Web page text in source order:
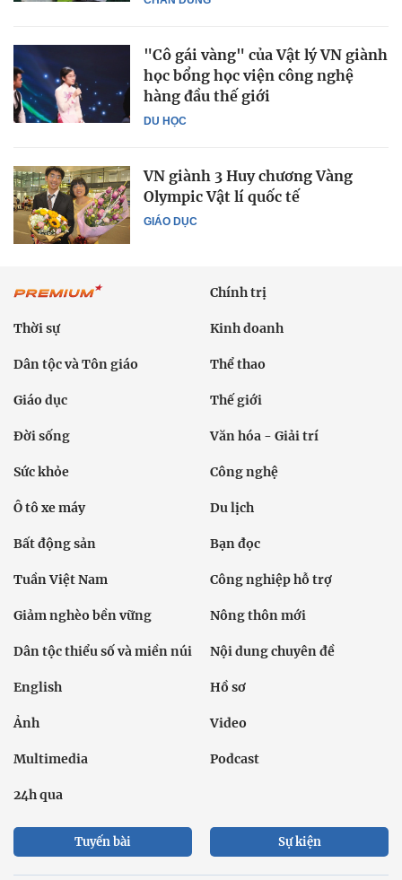
DU HỌC
"Cô gái vàng" của Vật lý VN giành
học bổng học viện công nghệ
hàng đầu thế giới
GIÁO DỤC
VN giành 3 Huy chương Vàng
Olympic Vật lí quốc tế
Chính trị
Thời sự Kinh doanh
Dân tộc và Tôn giáo Thể thao
Giáo dục Thế giới
Đời sống Văn hóa - Giải trí
Sức khỏe Công nghệ
Ô tô xe máy Du lịch
Bất động sản Bạn đọc
Tuần Việt Nam Công nghiệp hỗ trợ
Giảm nghèo bền vững Nông thôn mới
Dân tộc thiểu số và miền núi Nội dung chuyên đề
English Hồ sơ
Ảnh Video
Multimedia Podcast
24h qua
Tuyến bài Sự kiện